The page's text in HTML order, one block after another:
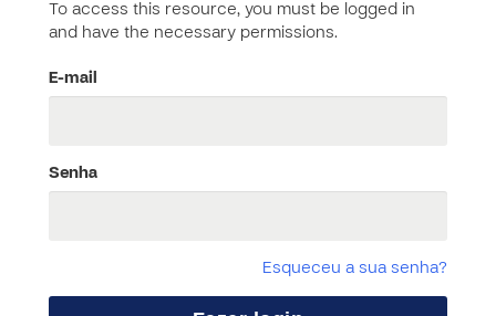
To access this resource, you must be logged in
and have the necessary permissions.
E-mail
Senha
Esqueceu a sua senha?